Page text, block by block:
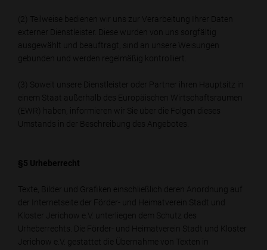
(2) Teilweise bedienen wir uns zur Verarbeitung Ihrer Daten
externer Dienstleister. Diese wurden von uns sorgfältig
ausgewählt und beauftragt, sind an unsere Weisungen
gebunden und werden regelmäßig kontrolliert.
(3) Soweit unsere Dienstleister oder Partner ihren Hauptsitz in
einem Staat außerhalb des Europäischen Wirtschaftsraumen
(EWR) haben, informieren wir Sie über die Folgen dieses
Umstands in der Beschreibung des Angebotes.
§5 Urheberrecht
Texte, Bilder und Grafiken einschließlich deren Anordnung auf
der Internetseite der Förder- und Heimatverein Stadt und
Kloster Jerichow e.V. unterliegen dem Schutz des
Urheberrechts. Die Förder- und Heimatverein Stadt und Kloster
Jerichow e.V. gestattet die Übernahme von Texten in